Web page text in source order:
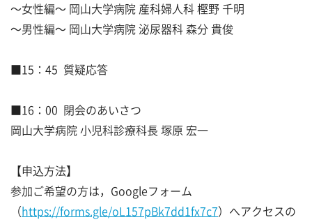
～女性編～ 岡山大学病院 産科婦人科 樫野 千明
～男性編～ 岡山大学病院 泌尿器科 森分 貴俊
■15：45 質疑応答
■16：00 閉会のあいさつ
岡山大学病院 小児科診療科長 塚原 宏一
【申込方法】
参加ご希望の方は，Googleフォーム
（https://forms.gle/oL157pBk7dd1fx7c7）へアクセスの